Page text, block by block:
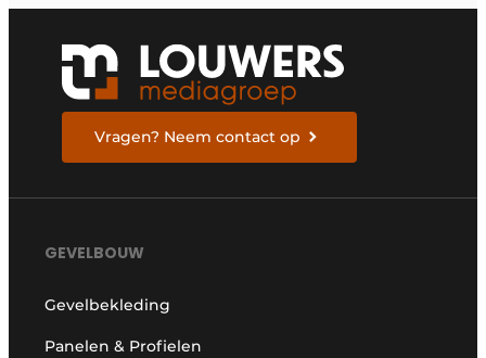
Vragen? Neem contact op
GEVELBOUW
Gevelbekleding
Panelen & Profielen